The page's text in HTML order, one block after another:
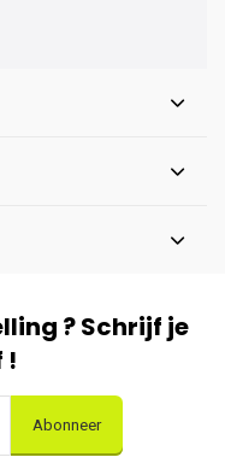
? Schrijf je
!
Abonneer